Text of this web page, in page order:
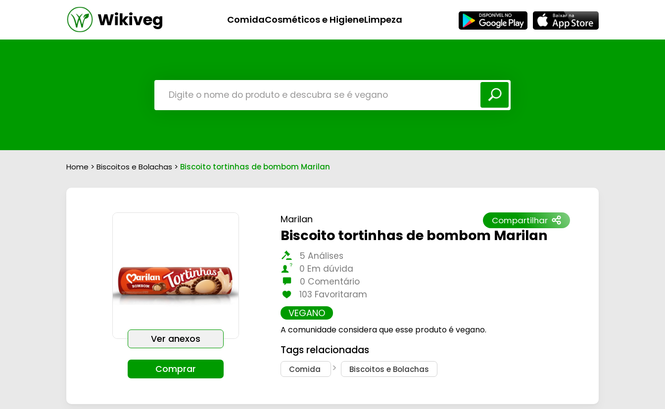
Wikiveg ComidaCosméticos e HigieneLimpeza
Home >Biscoitos e Bolachas > Biscoito tortinhas de bombom Marilan
Compartilhar
Ver anexos
Comprar
Marilan
Biscoito tortinhas de bombom Marilan
5 Análises
0 Em dúvida
0 Comentário
103 Favoritaram
VEGANO
A comunidade considera que esse produto é vegano.
Tags relacionadas
Comida Biscoitos e Bolachas